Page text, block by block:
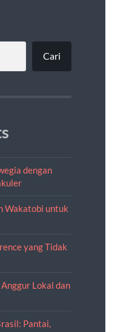
Cari
dengan
Wakatobi untuk
yang Tidak
Lokal dan
Pantai,